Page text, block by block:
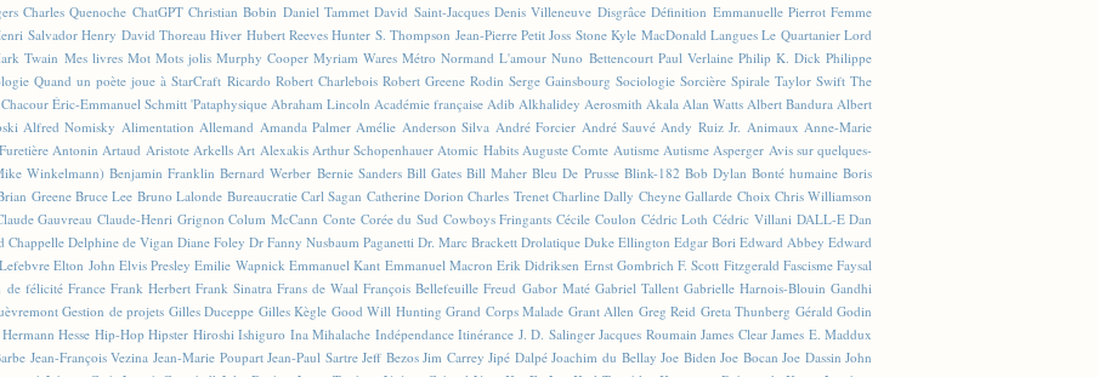
Charles Quenoche ChatGPT Christian Bobin Daniel Tammet David Saint-Jacques Denis Villeneuve Disgrâce Définition Emmanuelle Pierrot Femme
Salvador Henry David Thoreau Hiver Hubert Reeves Hunter S. Thompson Jean-Pierre Petit Joss Stone Kyle MacDonald Langues Le Quartanier Lord
Twain Mes livres Mot Mots jolis Murphy Cooper Myriam Wares Métro Normand L'amour Nuno Bettencourt Paul Verlaine Philip K. Dick Philippe
Quand un poète joue à StarCraft Ricardo Robert Charlebois Robert Greene Rodin Serge Gainsbourg Sociologie Sorcière Spirale Taylor Swift The
Éric-Emmanuel Schmitt 'Pataphysique Abraham Lincoln Académie française Adib Alkhalidey Aerosmith Akala Alan Watts Albert Bandura Albert
Alfred Nomisky Alimentation Allemand Amanda Palmer Amélie Anderson Silva André Forcier André Sauvé Andy Ruiz Jr. Animaux Anne-Marie
Antonin Artaud Aristote Arkells Art Alexakis Arthur Schopenhauer Atomic Habits Auguste Comte Autisme Autisme Asperger Avis sur quelques-
Winkelmann) Benjamin Franklin Bernard Werber Bernie Sanders Bill Gates Bill Maher Bleu De Prusse Blink-182 Bob Dylan Bonté humaine Boris
Greene Bruce Lee Bruno Lalonde Bureaucratie Carl Sagan Catherine Dorion Charles Trenet Charline Dally Cheyne Gallarde Choix Chris Williamson
Gauvreau Claude-Henri Grignon Colum McCann Conte Corée du Sud Cowboys Fringants Cécile Coulon Cédric Loth Cédric Villani DALL-E Dan
ChappelleDelphine de Vigan Diane Foley Dr Fanny Nusbaum Paganetti Dr. Marc Brackett Drolatique Duke Ellington Edgar Bori Edward Abbey Edward
Elton John Elvis Presley Emilie Wapnick Emmanuel Kant Emmanuel Macron Erik Didriksen Ernst Gombrich F. Scott Fitzgerald Fascisme Faysal
de félicité France Frank Herbert Frank Sinatra Frans de Waal François Bellefeuille Freud Gabor Maté Gabriel Tallent Gabrielle Harnois-Blouin Gandhi
Gestion de projets Gilles Duceppe Gilles Kègle Good Will Hunting Grand Corps Malade Grant Allen Greg Reid Greta Thunberg Gérald Godin
Hermann Hesse Hip-Hop Hipster Hiroshi Ishiguro Ina Mihalache Indépendance Itinérance J. D. Salinger Jacques Roumain James Clear James E. Maddux
Jean-François Vezina Jean-Marie Poupart Jean-Paul Sartre Jeff Bezos Jim Carrey Jipé Dalpé Joachim du Bellay Joe Biden Joe Bocan Joe Dassin John